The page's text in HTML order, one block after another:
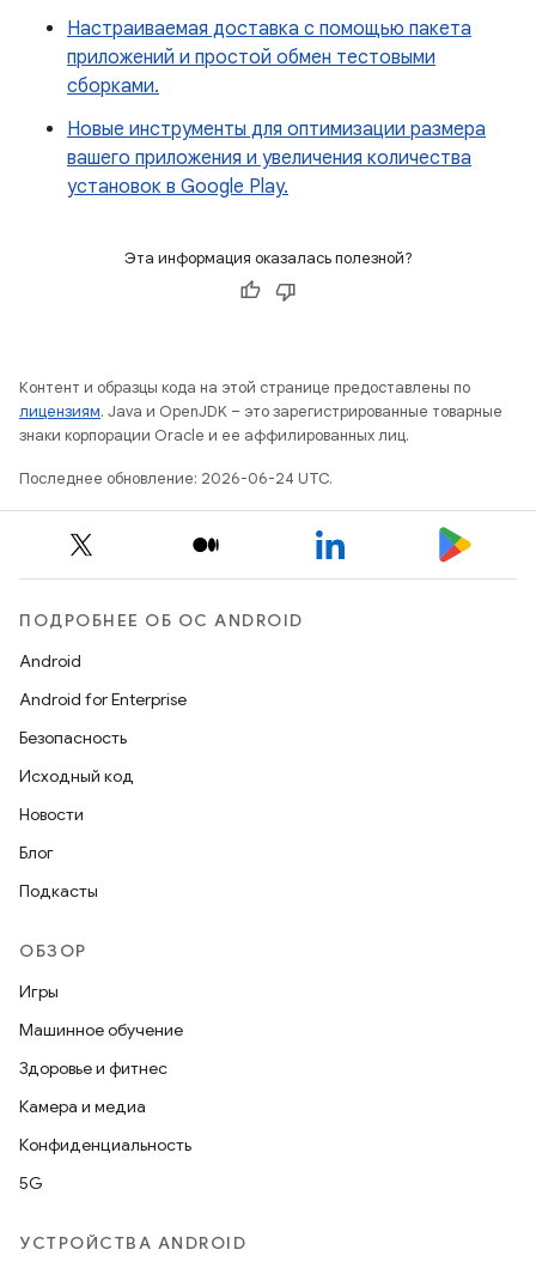
Настраиваемая доставка с помощью пакета
приложений и простой обмен тестовыми
сборками.
Новые инструменты для оптимизации размера
вашего приложения и увеличения количества
установок в Google Play.
Эта информация оказалась полезной?
Контент и образцы кода на этой странице предоставлены по
лицензиям. Java и OpenJDK – это зарегистрированные товарные
знаки корпорации Oracle и ее аффилированных лиц.
Последнее обновление: 2026-06-24 UTC.
ПОДРОБНЕЕ ОБ ОС ANDROID
Android
Android for Enterprise
Безопасность
Исходный код
Новости
Блог
Подкасты
ОБЗОР
Игры
Машинное обучение
Здоровье и фитнес
Камера и медиа
Конфиденциальность
5G
УСТРОЙСТВА ANDROID